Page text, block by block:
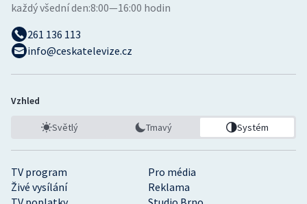
TV program
Pro média
Živé vysílání
Reklama
každý všední den:8:00—16:00 hodin
261 136 113
info@ceskatelevize.cz
Vzhled
Světlý Tmavý Systém